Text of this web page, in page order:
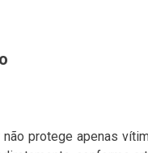
protege apenas